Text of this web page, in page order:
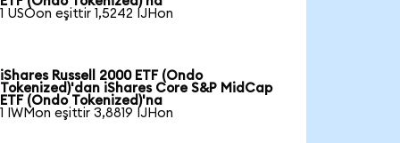
1 USOon eşittir 1,5242 IJHon
iShares Russell 2000 ETF (Ondo
Tokenized)'dan iShares Core S&P MidCap
ETF (Ondo Tokenized)'na
1 IWMon eşittir 3,8819 IJHon